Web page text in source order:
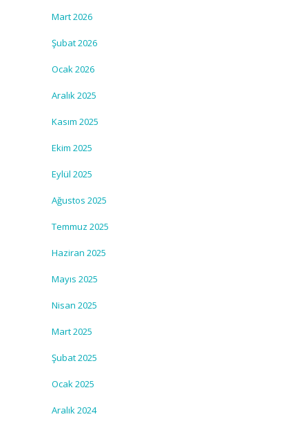
Mart 2026
Şubat 2026
Ocak 2026
Aralık 2025
Kasım 2025
Ekim 2025
Eylül 2025
Ağustos 2025
Temmuz 2025
Haziran 2025
Mayıs 2025
Nisan 2025
Mart 2025
Şubat 2025
Ocak 2025
Aralık 2024